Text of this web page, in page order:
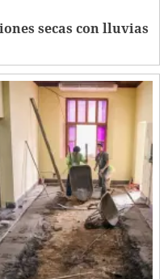
secas con lluvias